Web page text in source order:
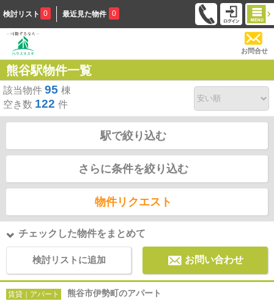
検討リスト 0 最近見た物件 0
お問合せ
熊谷駅物件一覧
該当物件 95 棟
空き数 122 件
駅で絞り込む
さらに条件を絞り込む
物件リクエスト
チェックした物件をまとめて
検討リストに追加 お問い合わせ
賃貸｜アパート 熊谷市伊勢町のアパート